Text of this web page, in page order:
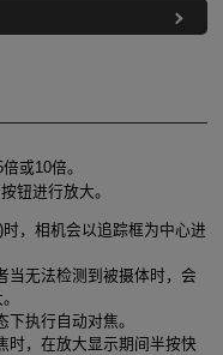
或10倍。
按钮进行放大。
，相机会以追踪框为中心进
当无法检测到被摄体时，会
执行自动对焦。
时，在放大显示期间半按快